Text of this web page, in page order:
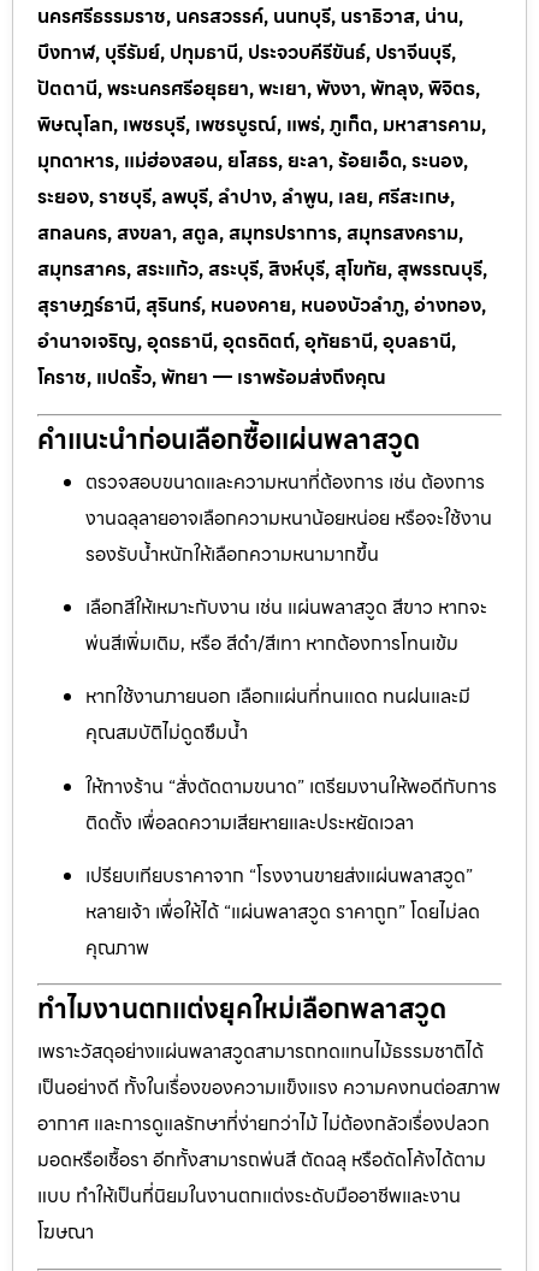
นครศรีธรรมราช, นครสวรรค์, นนทบุรี, นราธิวาส, น่าน,
บึงกาฬ, บุรีรัมย์, ปทุมธานี, ประจวบคีรีขันธ์, ปราจีนบุรี,
ปัตตานี, พระนครศรีอยุธยา, พะเยา, พังงา, พัทลุง, พิจิตร,
พิษณุโลก, เพชรบุรี, เพชรบูรณ์, แพร่, ภูเก็ต, มหาสารคาม,
มุกดาหาร, แม่ฮ่องสอน, ยโสธร, ยะลา, ร้อยเอ็ด, ระนอง,
ระยอง, ราชบุรี, ลพบุรี, ลำปาง, ลำพูน, เลย, ศรีสะเกษ,
สกลนคร, สงขลา, สตูล, สมุทรปราการ, สมุทรสงคราม,
สมุทรสาคร, สระแก้ว, สระบุรี, สิงห์บุรี, สุโขทัย, สุพรรณบุรี,
สุราษฎร์ธานี, สุรินทร์, หนองคาย, หนองบัวลำภู, อ่างทอง,
อำนาจเจริญ, อุดรธานี, อุตรดิตถ์, อุทัยธานี, อุบลธานี,
โคราช, แปดริ้ว, พัทยา — เราพร้อมส่งถึงคุณ
คำแนะนำก่อนเลือกซื้อแผ่นพลาสวูด
ตรวจสอบขนาดและความหนาที่ต้องการ เช่น ต้องการ
งานฉลุลายอาจเลือกความหนาน้อยหน่อย หรือจะใช้งาน
รองรับน้ำหนักให้เลือกความหนามากขึ้น
เลือกสีให้เหมาะกับงาน เช่น แผ่นพลาสวูด สีขาว หากจะ
พ่นสีเพิ่มเติม, หรือ สีดำ/สีเทา หากต้องการโทนเข้ม
หากใช้งานภายนอก เลือกแผ่นที่ทนแดด ทนฝนและมี
คุณสมบัติไม่ดูดซึมน้ำ
ให้ทางร้าน “สั่งตัดตามขนาด” เตรียมงานให้พอดีกับการ
ติดตั้ง เพื่อลดความเสียหายและประหยัดเวลา
เปรียบเทียบราคาจาก “โรงงานขายส่งแผ่นพลาสวูด”
หลายเจ้า เพื่อให้ได้ “แผ่นพลาสวูด ราคาถูก” โดยไม่ลด
คุณภาพ
ทำไมงานตกแต่งยุคใหม่เลือกพลาสวูด
เพราะวัสดุอย่างแผ่นพลาสวูดสามารถทดแทนไม้ธรรมชาติได้
เป็นอย่างดี ทั้งในเรื่องของความแข็งแรง ความคงทนต่อสภาพ
อากาศ และการดูแลรักษาที่ง่ายกว่าไม้ ไม่ต้องกลัวเรื่องปลวก
มอดหรือเชื้อรา อีกทั้งสามารถพ่นสี ตัดฉลุ หรือดัดโค้งได้ตาม
แบบ ทำให้เป็นที่นิยมในงานตกแต่งระดับมืออาชีพและงาน
โฆษณา